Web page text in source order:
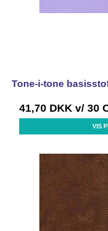
Tone-i-tone
41,70 DKK v/ 30
VIS